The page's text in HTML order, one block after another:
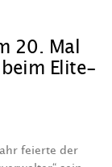
20. Mal
beim Elite-
feierte der